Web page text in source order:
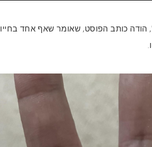
הודה כותב הפוסט, שאומר שאף אחד בחייו